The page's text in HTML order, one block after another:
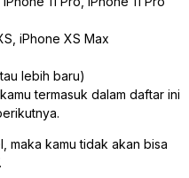
iPhone XS Max
lebih baru)
termasuk dalam daftar ini
maka kamu tidak akan bisa